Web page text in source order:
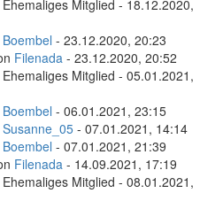
Mitglied - 18.12.2020,
Boembel - 23.12.2020, 20:23
Filenada - 23.12.2020, 20:52
Mitglied - 05.01.2021,
Boembel - 06.01.2021, 23:15
Susanne_05 - 07.01.2021, 14:14
Boembel - 07.01.2021, 21:39
Filenada - 14.09.2021, 17:19
Mitglied - 08.01.2021,